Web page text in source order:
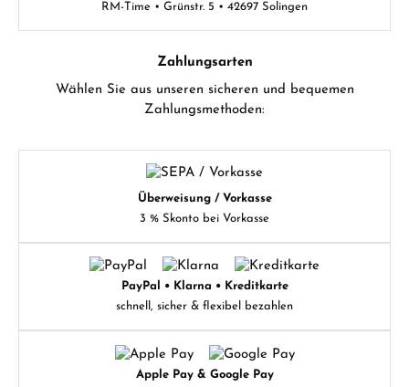
RM-Time • Grünstr. 5 • 42697 Solingen
Zahlungsarten
Wählen Sie aus unseren sicheren und bequemen
Zahlungsmethoden:
Überweisung / Vorkasse
3 % Skonto bei Vorkasse
PayPal • Klarna • Kreditkarte
schnell, sicher & flexibel bezahlen
Apple Pay & Google Pay